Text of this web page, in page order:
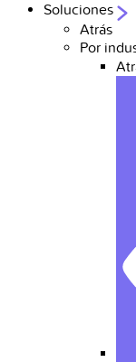
Soluciones
Atrás
Por